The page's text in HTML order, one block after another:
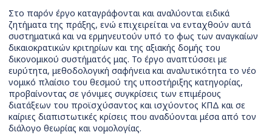
Στο παρόν έργο καταγράφονται και αναλύονται ειδικά
ζητήματα της πράξης, ενώ επιχειρείται να ενταχθούν αυτά
συστηματικά και να ερμηνευτούν υπό το φως των αναγκαίων
δικαιοκρατικών κριτηρίων και της αξιακής δομής του
δικονομικού συστήματός μας. Το έργο αναπτύσσει με
ευρύτητα, μεθοδολογική σαφήνεια και αναλυτικότητα το νέο
νομικό πλαίσιο του θεσμού της υποστήριξης κατηγορίας,
προβαίνοντας σε γόνιμες συγκρίσεις των επιμέρους
διατάξεων του προϊσχύσαντος και ισχύοντος ΚΠΔ και σε
καίριες διαπιστωτικές κρίσεις που αναδύονται μέσα από τον
διάλογο θεωρίας και νομολογίας.